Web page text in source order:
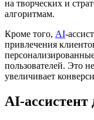
на творческих и
алгоритмам.
Кроме того, AI-
привлечения
пользователей. Это
увеличивает
AI-ассистент